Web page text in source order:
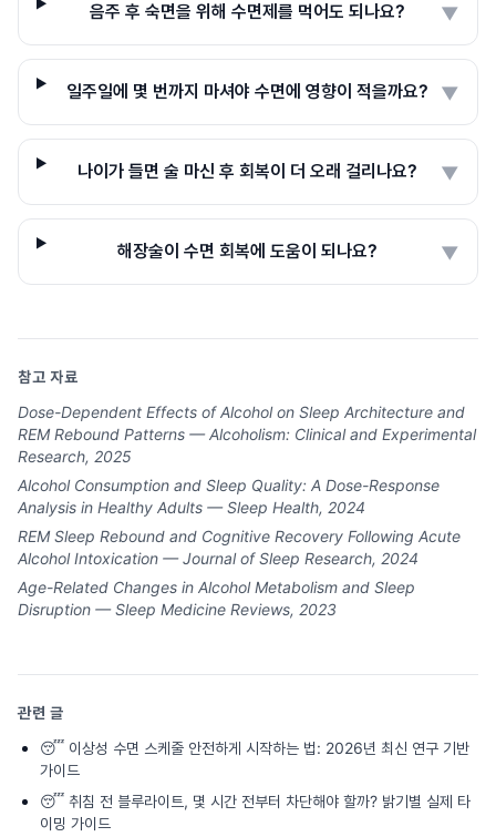
음주 후 숙면을 위해 수면제를 먹어도 되나요? ▼
일주일에 몇 번까지 마셔야 수면에 영향이 적을까요? ▼
나이가 들면 술 마신 후 회복이 더 오래 걸리나요? ▼
해장술이 수면 회복에 도움이 되나요? ▼
참고 자료
Dose-Dependent Effects of Alcohol on Sleep Architecture and
REM Rebound Patterns — Alcoholism: Clinical and Experimental
Research, 2025
Alcohol Consumption and Sleep Quality: A Dose-Response
Analysis in Healthy Adults — Sleep Health, 2024
REM Sleep Rebound and Cognitive Recovery Following Acute
Alcohol Intoxication — Journal of Sleep Research, 2024
Age-Related Changes in Alcohol Metabolism and Sleep
Disruption — Sleep Medicine Reviews, 2023
관련 글
😴 이상성 수면 스케줄 안전하게 시작하는 법: 2026년 최신 연구 기반
가이드
😴 취침 전 블루라이트, 몇 시간 전부터 차단해야 할까? 밝기별 실제 타
이밍 가이드